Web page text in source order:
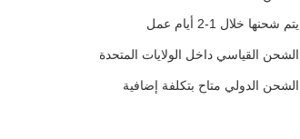
يتم شحنها خلال 1-2 أيام عمل
الشحن القياسي داخل الولايات المتحدة
الشحن الدولي متاح بتكلفة إضافية